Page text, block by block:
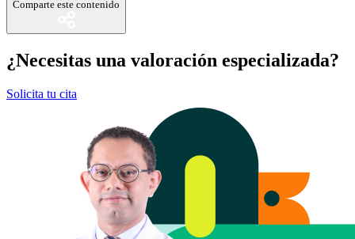
Comparte este contenido
¿Necesitas una valoración especializada?
Solicita tu cita